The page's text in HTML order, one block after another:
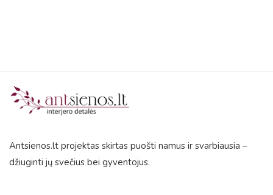
Antsienos.lt projektas skirtas puošti namus ir svarbiausia –
džiuginti jų svečius bei gyventojus.